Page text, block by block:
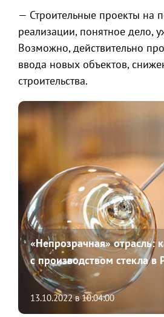
— Строительные проекты на
реализации, понятное дело,
Возможно, действительно
ввода новых объектов,
строительства.
«Непрозрачная» отрасль:
с производством стекла в
13.10.2022 в 10:04:00